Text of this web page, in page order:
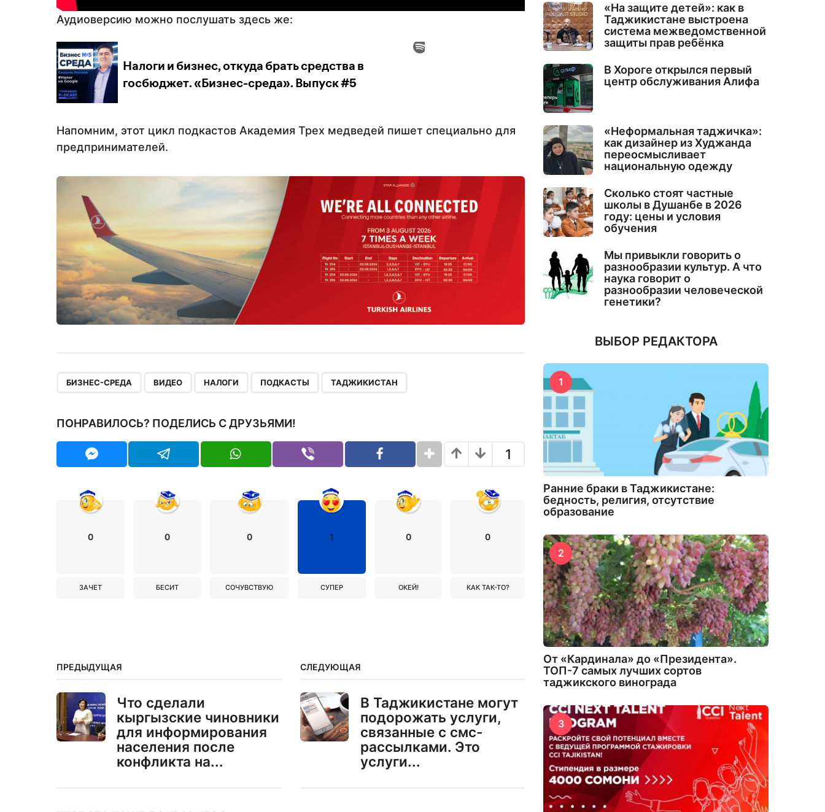
Аудиоверсию можно послушать здесь же:
Напомним, этот цикл подкастов Академия Трех медведей пишет специально для
предпринимателей.
БИЗНЕС-СРЕДА ВИДЕО НАЛОГИ ПОДКАСТЫ ТАДЖИКИСТАН
ПОНРАВИЛОСЬ? ПОДЕЛИСЬ С ДРУЗЬЯМИ!
1
0
ЗАЧЕТ
0
БЕСИТ
0
СОЧУВСТВУЮ
1
СУПЕР
0
ОКЕЙ!
0
КАК ТАК-ТО?
ПРЕДЫДУЩАЯ
Что сделали
кыргызские чиновники
для информирования
населения после
конфликта на...
СЛЕДУЮЩАЯ
В Таджикистане могут
подорожать услуги,
связанные с смс-
рассылками. Это
услуги...
«На защите детей»: как в
Таджикистане выстроена
система межведомственной
защиты прав ребёнка
В Хороге открылся первый
центр обслуживания Алифа
«Неформальная таджичка»:
как дизайнер из Худжанда
переосмысливает
национальную одежду
Сколько стоят частные
школы в Душанбе в 2026
году: цены и условия
обучения
Мы привыкли говорить о
разнообразии культур. А что
наука говорит о
разнообразии человеческой
генетики?
ВЫБОР РЕДАКТОРА
1
Ранние браки в Таджикистане:
бедность, религия, отсутствие
образование
2
От «Кардинала» до «Президента».
ТОП-7 самых лучших сортов
таджикского винограда
3